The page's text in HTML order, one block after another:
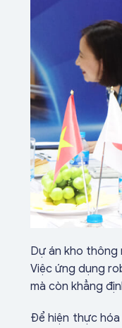
Dự án kho thông
Việc ứng dụng
mà còn khẳng
Để hiện thực